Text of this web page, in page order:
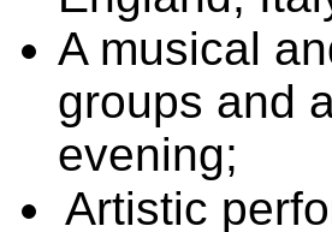
A musical
groups and
evening;
Artistic